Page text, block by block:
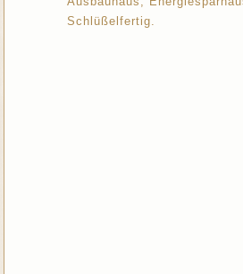
Schlüßelfertig.